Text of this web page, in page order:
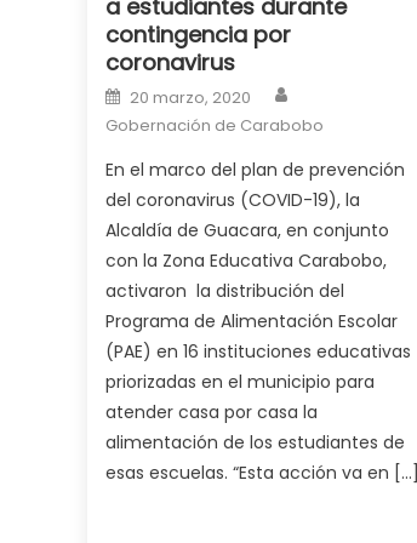
milf
in
squirting,
आपक
न
ह
भ
भ
क
च
त
क
स
लग
आपक
पस
a estudiantes durante
contingencia por
coronavirus
Posted on
20 marzo, 2020
Gobernación de Carabobo
En el marco del plan de prevención
del coronavirus (COVID-19), la
Alcaldía de Guacara, en conjunto
con la Zona Educativa Carabobo,
activaron la distribución del
Programa de Alimentación Escolar
(PAE) en 16 instituciones educativas
priorizadas en el municipio para
atender casa por casa la
alimentación de los estudiantes de
esas escuelas. “Esta acción va en […]